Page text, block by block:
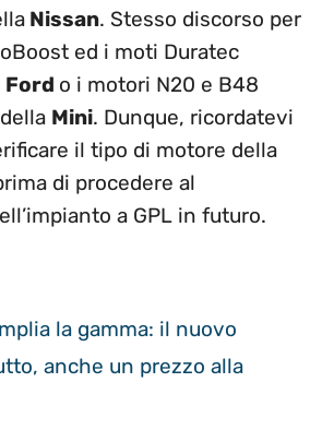
Nissan. Stesso discorso per
ed i moti Duratec
Ford o i motori N20 e B48
Mini. Dunque, ricordatevi
il tipo di motore della
di procedere al
a GPL in futuro.
la gamma: il nuovo
anche un prezzo alla